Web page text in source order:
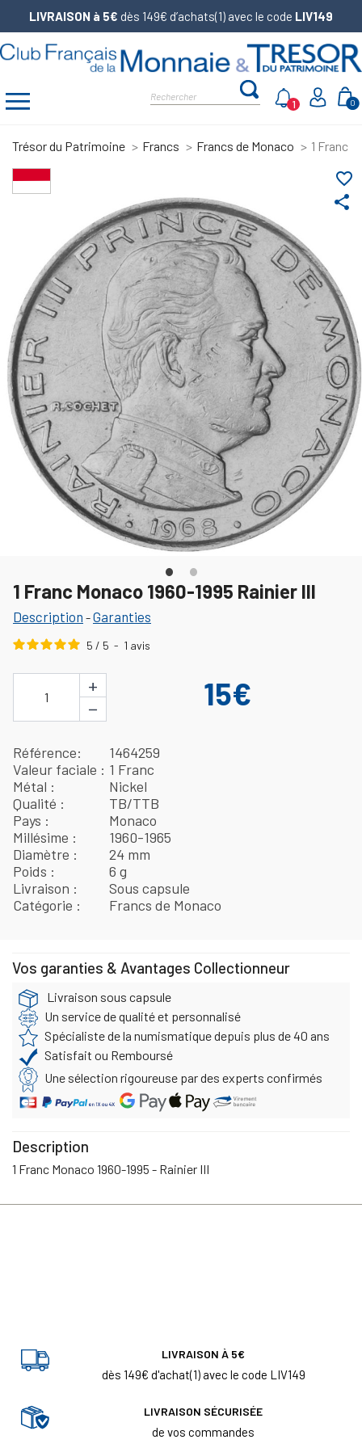
LIVRAISON à 5€ dès 149€ d’achats(1) avec le code LIV149
0
1
Trésor du Patrimoine Francs Francs de Monaco 1 Franc
share
favorite_border
1 Franc Monaco 1960-1995 Rainier III
Description -Garanties
5 / 5 - 1 avis
1
+
−
15€
Référence
1464259
Valeur faciale
1 Franc
Métal
Nickel
Qualité
TB/TTB
Pays
Monaco
Millésime
1960-1965
Diamètre
24 mm
Poids
6 g
Livraison
Sous capsule
Catégorie
Francs de Monaco
Vos garanties & Avantages Collectionneur
Livraison sous capsule
Un service de qualité et personnalisé
Spécialiste de la numismatique depuis plus de 40 ans
Satisfait ou Remboursé
Une sélection rigoureuse par des experts confirmés
Description
1 Franc Monaco 1960-1995 - Rainier III
LIVRAISON À 5€
dès 149€ d'achat(1) avec le code LIV149
LIVRAISON SÉCURISÉE
de vos commandes